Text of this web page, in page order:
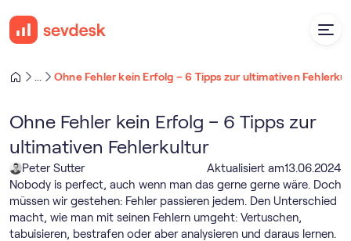
Ohne Fehler kein Erfolg – 6 Tipps zur ultimativen
Ohne Fehler kein Erfolg – 6 Tipps zur
ultimativen Fehlerkultur
Peter Sutter Aktualisiert am13.06.2024
Nobody is perfect, auch wenn man das gerne gerne wäre. Doch
müssen wir gestehen: Fehler passieren jedem. Den Unterschied
macht, wie man mit seinen Fehlern umgeht: Vertuschen,
tabuisieren, bestrafen oder aber analysieren und daraus lernen.